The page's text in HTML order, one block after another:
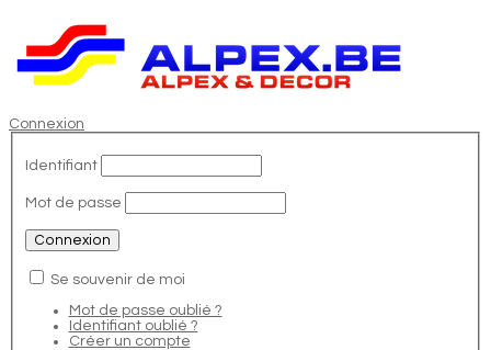
Connexion
Identifiant
Mot de passe
Se souvenir de moi
Mot de passe oublié ?
Identifiant oublié ?
Créer un compte